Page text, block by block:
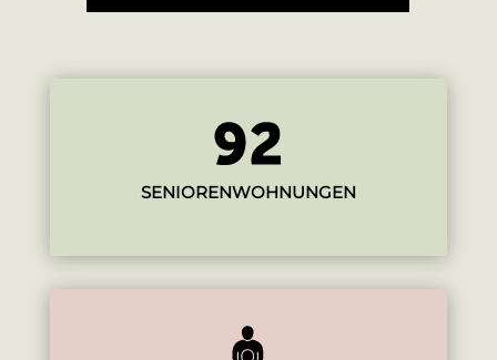
SENIORENWOHNUNGEN